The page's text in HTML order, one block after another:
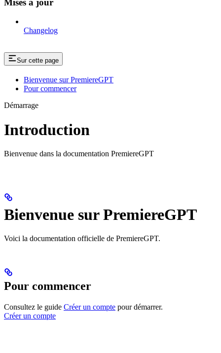
Mises à jour
Changelog
Sur cette page
Bienvenue sur PremiereGPT
Pour commencer
Démarrage
Introduction
Bienvenue dans la documentation PremiereGPT
Bienvenue sur PremiereGPT
Voici la documentation officielle de PremiereGPT.
Pour commencer
Consultez le guide Créer un compte pour démarrer.
Créer un compte